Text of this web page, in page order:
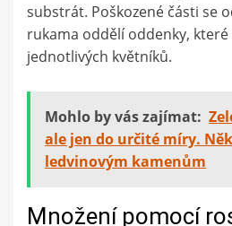
substrát. Poškozené části se
rukama oddělí oddenky,
jednotlivých květníků.
Mohlo by vás zajímat:
ale jen do určité míry.
ledvinovým kamenům
Množení pomocí